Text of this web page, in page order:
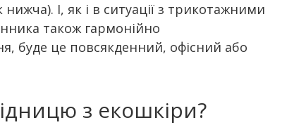
І, як і в ситуації з трикотажними
також гармонійно
буде це повсякденний, офісний або
з екошкіри?